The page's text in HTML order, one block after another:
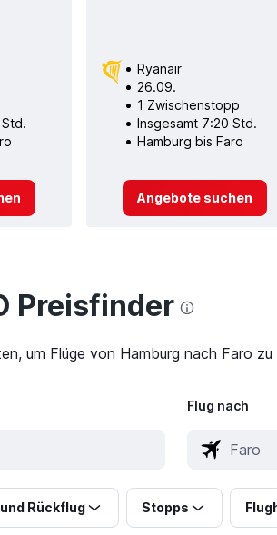
Ryanair
26.09.
1 Zwischenstopp
Insgesamt 7:20 Std.
Hamburg bis Faro
Angebote suchen
Preisfinder
um Flüge von Hamburg nach Faro
Flug nach
Rückflug Stopps